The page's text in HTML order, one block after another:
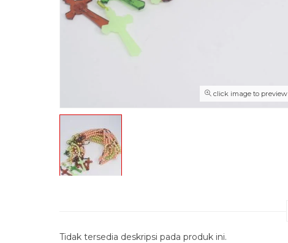
click image to preview
Tidak tersedia deskripsi pada produk ini.